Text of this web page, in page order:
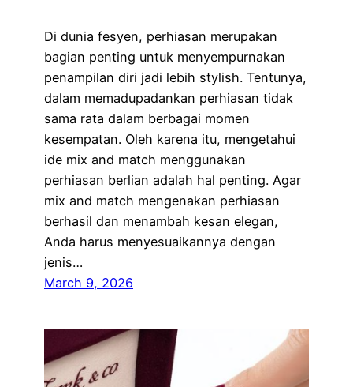
Di dunia fesyen, perhiasan merupakan
bagian penting untuk menyempurnakan
penampilan diri jadi lebih stylish. Tentunya,
dalam memadupadankan perhiasan tidak
sama rata dalam berbagai momen
kesempatan. Oleh karena itu, mengetahui
ide mix and match menggunakan
perhiasan berlian adalah hal penting. Agar
mix and match mengenakan perhiasan
berhasil dan menambah kesan elegan,
Anda harus menyesuaikannya dengan
jenis…
March 9, 2026